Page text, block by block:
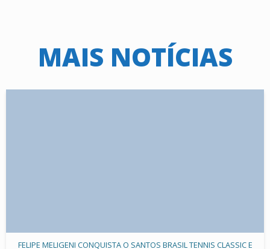
MAIS NOTÍCIAS
FELIPE MELIGENI CONQUISTA O SANTOS BRASIL TENNIS CLASSIC E